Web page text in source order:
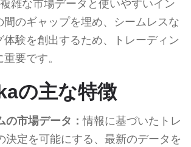
雑な市場データと使いやすいイン
間のギャップを埋め、シームレスな
体験を創出するため、トレーディン
要です。
の主な特徴
の市場データ：情報に基づいたトレ
決定を可能にする、最新のデータを